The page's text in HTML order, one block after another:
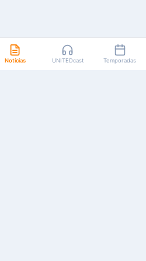
Notícias UNITEDcast Temporadas